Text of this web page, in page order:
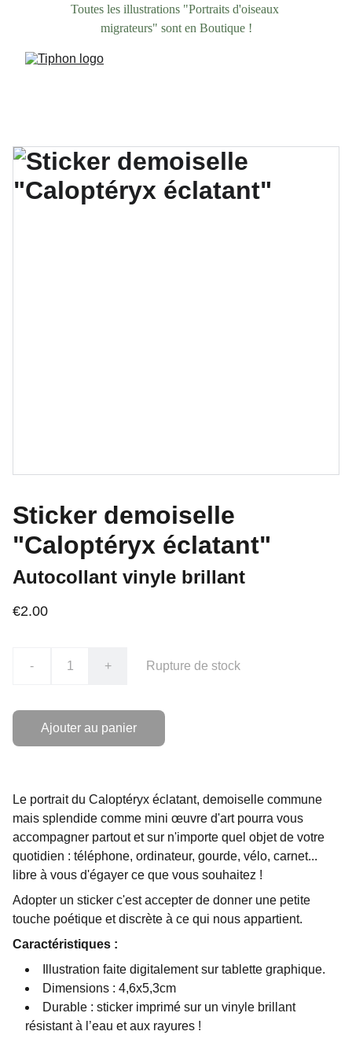
Toutes les illustrations "Portraits d'oiseaux
migrateurs" sont en Boutique !
Sticker demoiselle
"Caloptéryx éclatant"
Autocollant vinyle brillant
€2.00
- + Rupture de stock
Ajouter au panier
Le portrait du Caloptéryx éclatant, demoiselle commune
mais splendide comme mini œuvre d'art pourra vous
accompagner partout et sur n'importe quel objet de votre
quotidien : téléphone, ordinateur, gourde, vélo, carnet...
libre à vous d'égayer ce que vous souhaitez !
Adopter un sticker c'est accepter de donner une petite
touche poétique et discrète à ce qui nous appartient.
Caractéristiques :
Illustration faite digitalement sur tablette graphique.
Dimensions : 4,6x5,3cm
Durable : sticker imprimé sur un vinyle brillant
résistant à l’eau et aux rayures !